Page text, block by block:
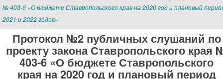
№ 403-6 «О бюджете Ставропольского края на 2020 год и плановый
2021 и 2022 годов»
Протокол №2 публичных слушаний по
проекту закона Ставропольского края
403-6 «О бюджете Ставропольского
края на 2020 год и плановый период